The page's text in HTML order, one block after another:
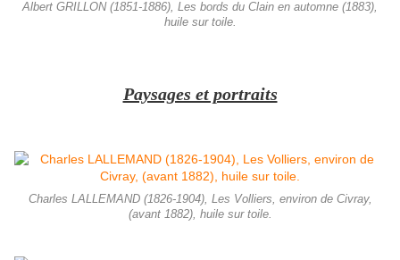
Albert GRILLON (1851-1886), Les bords du Clain en automne (1883),
huile sur toile.
Paysages et portraits
Charles LALLEMAND (1826-1904), Les Volliers, environ de Civray,
(avant 1882), huile sur toile.